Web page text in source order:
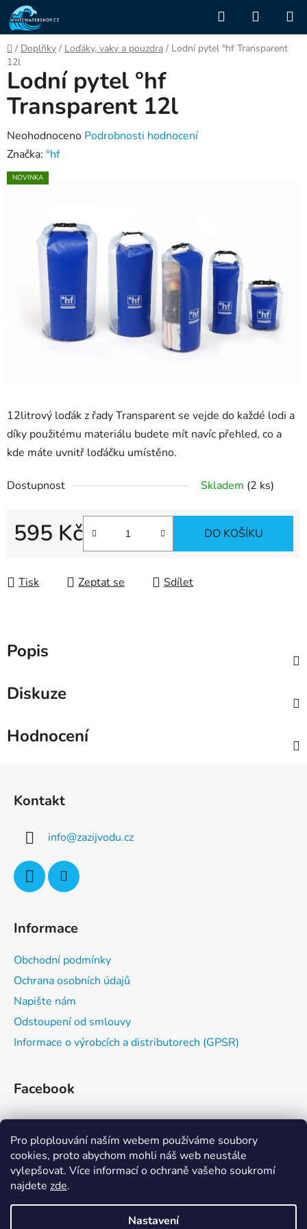
Pro ploplouvání naším webem používáme soubory
cookies, proto abychom mohli náš web neustále
vylepšovat. Více informací o ochraně vašeho soukromí
najdete zde.
Nastavení
Přejít
na
obsah
Hledat
KOŠÍK
Domů
/ Doplňky / Loďáky, vaky a pouzdra / Lodní pytel °hf Transparent
12l
12litrový loďák z řady Transparent se vejde do každé lodi a
díky použitému materiálu budete mít navíc přehled, co a
kde máte uvnitř loďáčku umístěno.
Dostupnost Skladem (2 ks)
595 Kč DO KOŠÍKU
Tisk Zeptat se Sdílet
Lodní pytel °hf
Transparent 12l
Průměrné
hodnocení
produktu
hvězdiček.
Neohodnoceno Podrobnosti hodnocení
Značka: °hf
NOVINKA
Popis
Diskuze
Hodnocení
Kontakt
info@zazijvodu.cz
Informace
Obchodní podmínky
Ochrana osobních údajů
Napište nám
Odstoupení od smlouvy
Informace o výrobcích a distributorech (GPSR)
Facebook
Zažijvodu Kajaková škola Eskymování